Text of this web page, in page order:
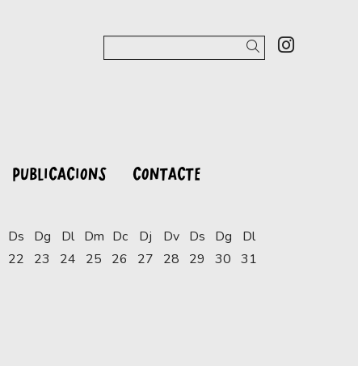
Link a
Cercar
PUBLICACIONS CONTACTE
Ds
22
Dg
23
Dl
24
Dm
25
Dc
26
Dj
27
Dv
28
Ds
29
Dg
30
Dl
31